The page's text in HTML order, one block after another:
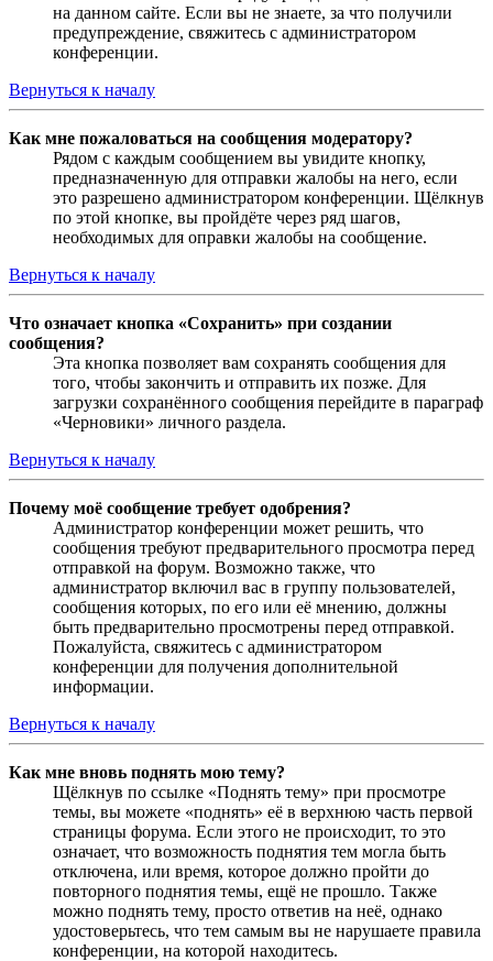
на данном сайте. Если вы не знаете, за что получили
предупреждение, свяжитесь с администратором
конференции.
Вернуться к началу
Как мне пожаловаться на сообщения модератору?
Рядом с каждым сообщением вы увидите кнопку,
предназначенную для отправки жалобы на него, если
это разрешено администратором конференции. Щёлкнув
по этой кнопке, вы пройдёте через ряд шагов,
необходимых для оправки жалобы на сообщение.
Вернуться к началу
Что означает кнопка «Сохранить» при создании
сообщения?
Эта кнопка позволяет вам сохранять сообщения для
того, чтобы закончить и отправить их позже. Для
загрузки сохранённого сообщения перейдите в параграф
«Черновики» личного раздела.
Вернуться к началу
Почему моё сообщение требует одобрения?
Администратор конференции может решить, что
сообщения требуют предварительного просмотра перед
отправкой на форум. Возможно также, что
администратор включил вас в группу пользователей,
сообщения которых, по его или её мнению, должны
быть предварительно просмотрены перед отправкой.
Пожалуйста, свяжитесь с администратором
конференции для получения дополнительной
информации.
Вернуться к началу
Как мне вновь поднять мою тему?
Щёлкнув по ссылке «Поднять тему» при просмотре
темы, вы можете «поднять» её в верхнюю часть первой
страницы форума. Если этого не происходит, то это
означает, что возможность поднятия тем могла быть
отключена, или время, которое должно пройти до
повторного поднятия темы, ещё не прошло. Также
можно поднять тему, просто ответив на неё, однако
удостоверьтесь, что тем самым вы не нарушаете правила
конференции, на которой находитесь.